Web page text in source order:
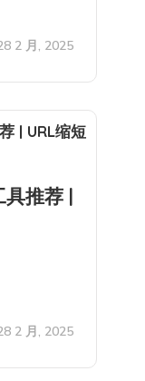
2 月, 2025
推荐 |
2 月, 2025